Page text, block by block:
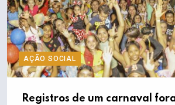
AÇÃO SOCIAL
Registros de um carnaval